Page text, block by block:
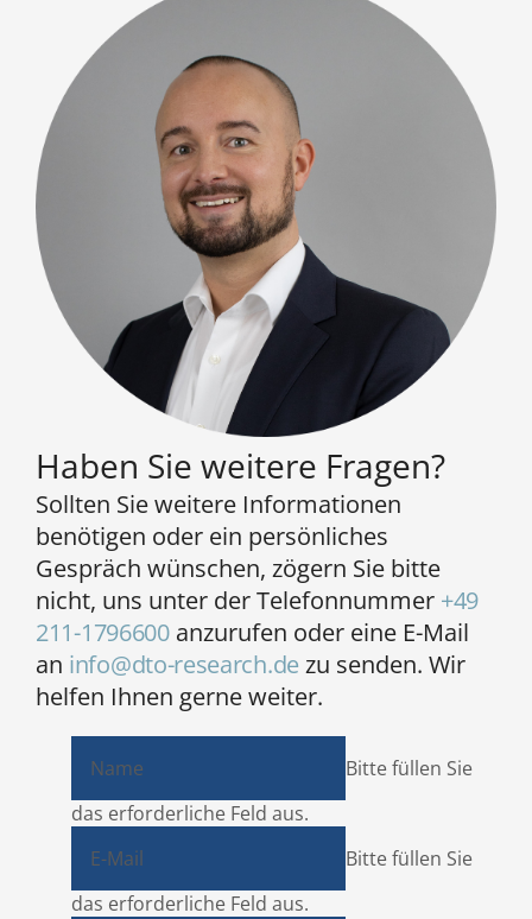
Haben Sie weitere Fragen?
Sollten Sie weitere Informationen
benötigen oder ein persönliches
Gespräch wünschen, zögern Sie bitte
nicht, uns unter der Telefonnummer +49
211-1796600anzurufen oder eine E-Mail
an info@dto-research.dezu senden. Wir
helfen Ihnen gerne weiter.
Bitte füllen Sie
das erforderliche Feld aus.
Bitte füllen Sie
das erforderliche Feld aus.